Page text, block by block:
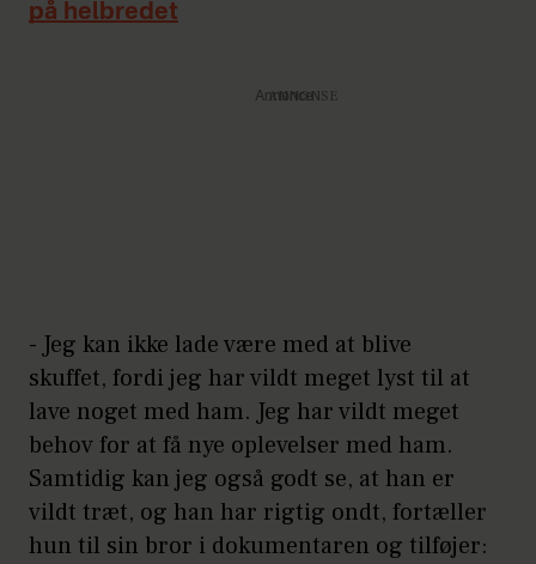
på helbredet
Annonce
- Jeg kan ikke lade være med at blive
skuffet, fordi jeg har vildt meget lyst til at
lave noget med ham. Jeg har vildt meget
behov for at få nye oplevelser med ham.
Samtidig kan jeg også godt se, at han er
vildt træt, og han har rigtig ondt, fortæller
hun til sin bror i dokumentaren og tilføjer: